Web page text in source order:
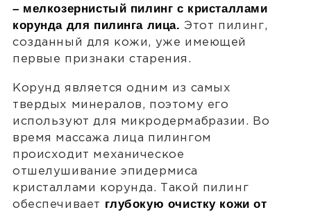
– мелкозернистый пилинг с кристаллами
корунда для пилинга лица. Этот пилинг,
созданный для кожи, уже имеющей
первые признаки старения.
Корунд является одним из самых
твердых минералов, поэтому его
используют для микродермабразии. Во
время массажа лица пилингом
происходит механическое
отшелушивание эпидермиса
кристаллами корунда. Такой пилинг
обеспечивает глубокую очистку кожи от